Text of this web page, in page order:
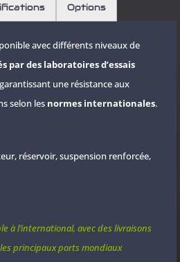
Options
avec différents niveaux de
par des laboratoires d’essais
une résistance aux
selon les normes internationales.
réservoir, suspension renforcée,
à l’international, avec des livraisons
principaux ports mondiaux